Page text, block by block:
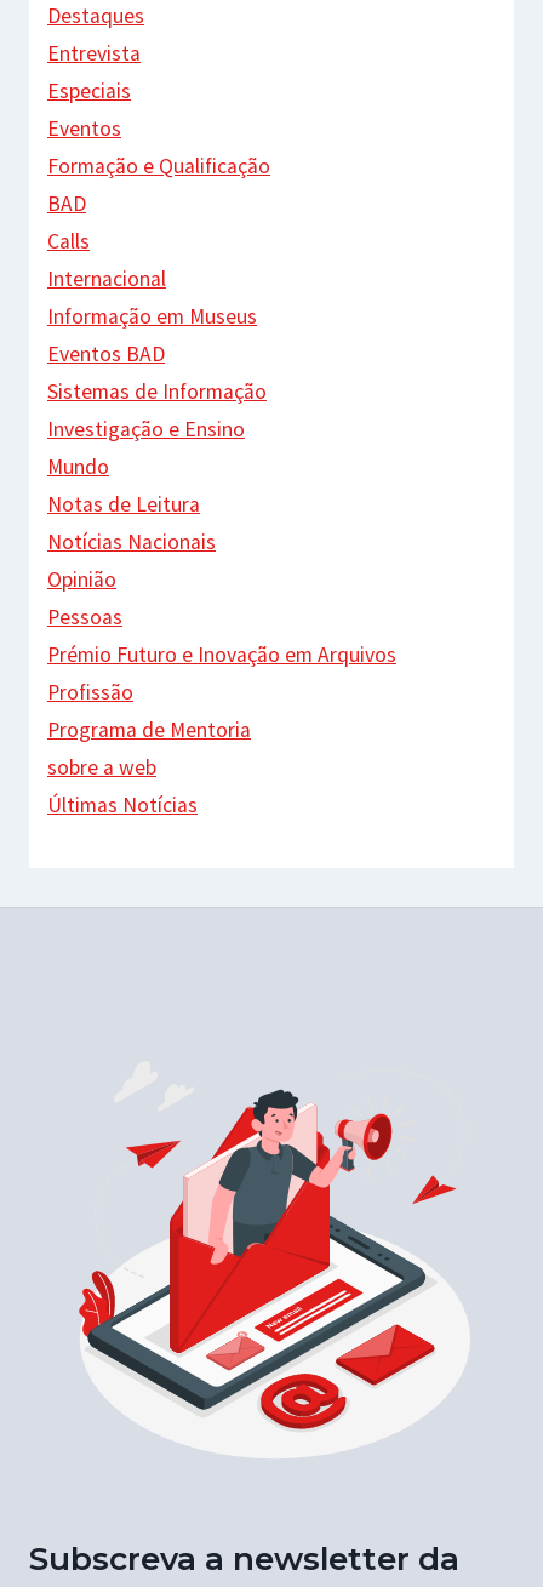
Destaques
Entrevista
Especiais
Eventos
Formação e Qualificação
BAD
Calls
Internacional
Informação em Museus
Eventos BAD
Sistemas de Informação
Investigação e Ensino
Mundo
Notas de Leitura
Notícias Nacionais
Opinião
Pessoas
Prémio Futuro e Inovação em Arquivos
Profissão
Programa de Mentoria
sobre a web
Últimas Notícias
Subscreva a newsletter da